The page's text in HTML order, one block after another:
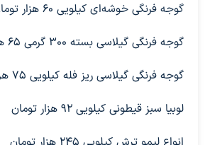
گوجه فرنگی خوشه‌ای کیلویی ۶۰ هزار تومان
گوجه فرنگی گیلاسی بسته ۳۰۰ گرمی ۶۵ هزار تومان
گوجه فرنگی گیلاسی ریز فله کیلویی ۷۵ هزار تومان
لوبیا سبز قیطونی کیلویی ۹۲ هزار تومان